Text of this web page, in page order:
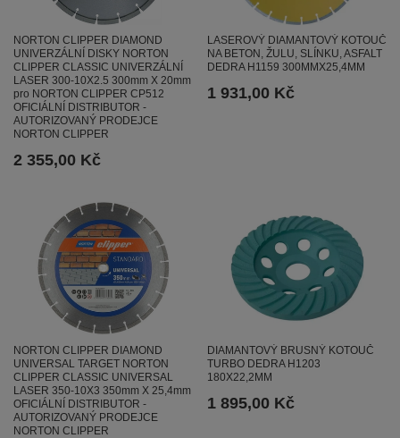
NORTON CLIPPER DIAMOND
UNIVERZÁLNÍ DISKY NORTON
CLIPPER CLASSIC UNIVERZÁLNÍ
LASER 300-10X2.5 300mm X 20mm
pro NORTON CLIPPER CP512
OFICIÁLNÍ DISTRIBUTOR -
AUTORIZOVANÝ PRODEJCE
NORTON CLIPPER
2 355,00 Kč
LASEROVÝ DIAMANTOVÝ KOTOUČ
NA BETON, ŽULU, SLÍNKU, ASFALT
DEDRA H1159 300MMX25,4MM
1 931,00 Kč
NORTON CLIPPER DIAMOND
UNIVERSAL TARGET NORTON
CLIPPER CLASSIC UNIVERSAL
LASER 350-10X3 350mm X 25,4mm
OFICIÁLNÍ DISTRIBUTOR -
AUTORIZOVANÝ PRODEJCE
NORTON CLIPPER
DIAMANTOVÝ BRUSNÝ KOTOUČ
TURBO DEDRA H1203
180X22,2MM
1 895,00 Kč